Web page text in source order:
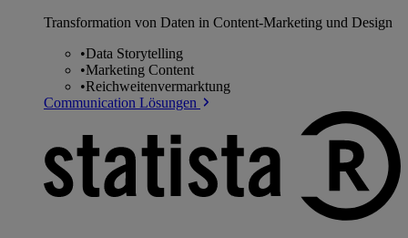
Transformation von Daten in Content-Marketing und Design
•Data Storytelling
•Marketing Content
•Reichweitenvermarktung
Communication Lösungen